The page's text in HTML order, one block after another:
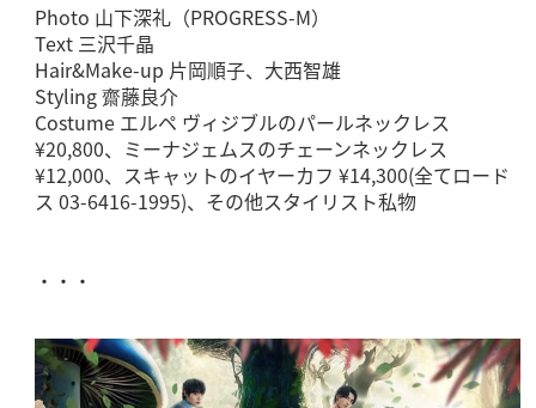
Photo 山下深礼（PROGRESS-M）
Text 三沢千晶
Hair&Make-up 片岡順子、大西智雄
Styling 齋藤良介
Costume エルペ ヴィジブルのパールネックレス
¥20,800、ミーナジェムスのチェーンネックレス
¥12,000、スキャットのイヤーカフ ¥14,300(全てロード
ス 03-6416-1995)、その他スタイリスト私物
・・・